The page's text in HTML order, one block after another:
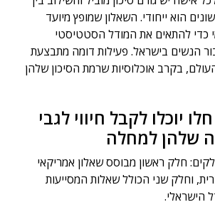
הוא ייחודי. השאלון שמופץ מיועד
כדי להתאים את המודל הסטטיסטי
הנשים בישראל. פעילות דומה מתבצעת
בקרב אוכלוסיות שרמת הסיכון שלהן
יוכלו לקבל חיווי לגבי
שלהן למחלה
חלק ראשון מבוסס שאלון אמריקאי
וחלק שני הכולל שאלות המסייעות
הישראלי.